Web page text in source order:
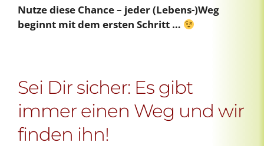
Nutze diese Chance – jeder (Lebens-)Weg
beginnt mit dem ersten Schritt …
Sei Dir sicher: Es gibt
immer einen Weg und wir
finden ihn!